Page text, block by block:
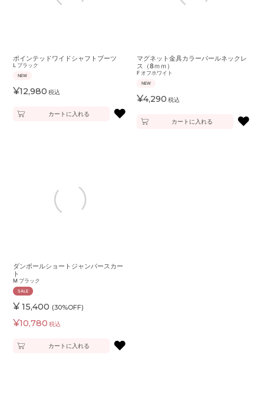
ポインテッドワイドシャフトブーツ
L ブラック
NEW
¥12,980 税込
カートに入れる ♥
マグネット金具カラーパールネックレ
ス（8ｍｍ）
F オフホワイト
NEW
¥4,290 税込
カートに入れる ♥
ダンボールショートジャンパースカー
ト
M ブラック
SALE
¥ 15,400 (30%OFF)
¥10,780 税込
カートに入れる ♥